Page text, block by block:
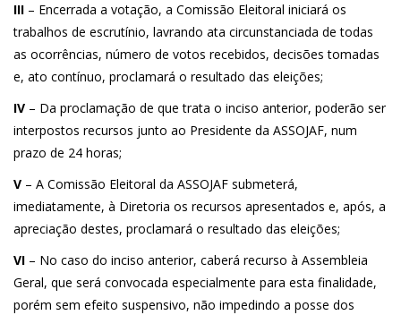
III – Encerrada a votação, a Comissão Eleitoral iniciará os
trabalhos de escrutínio, lavrando ata circunstanciada de todas
as ocorrências, número de votos recebidos, decisões tomadas
e, ato contínuo, proclamará o resultado das eleições;
IV – Da proclamação de que trata o inciso anterior, poderão ser
interpostos recursos junto ao Presidente da ASSOJAF, num
prazo de 24 horas;
V – A Comissão Eleitoral da ASSOJAF submeterá,
imediatamente, à Diretoria os recursos apresentados e, após, a
apreciação destes, proclamará o resultado das eleições;
VI – No caso do inciso anterior, caberá recurso à Assembleia
Geral, que será convocada especialmente para esta finalidade,
porém sem efeito suspensivo, não impedindo a posse dos